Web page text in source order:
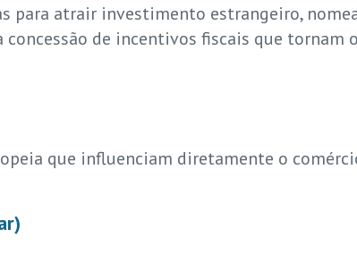
para atrair investimento estrangeiro,
de incentivos fiscais que tornam
que influenciam diretamente o